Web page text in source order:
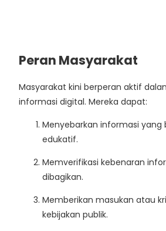
Peran Masyarakat
Masyarakat kini berperan aktif
informasi digital. Mereka dapat:
Menyebarkan informasi
edukatif.
Memverifikasi kebenaran
dibagikan.
Memberikan masukan atau
kebijakan publik.